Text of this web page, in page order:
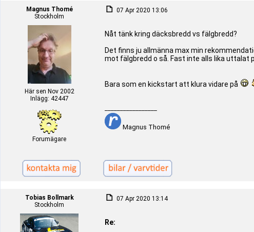
Magnus Thomé
Stockholm
Här sen Nov 2002
Inlägg: 42447
Forumägare
07 Apr 2020 13:06
Nåt tänk kring däcksbredd vs fälgbredd?
Det finns ju allmänna max min
mot fälgbredd o så. Fast inte alls lika uttalat
Bara som en kickstart att klura vidare på
Magnus Thomé
Tobias Bollmark
Stockholm
07 Apr 2020 13:14
Re: